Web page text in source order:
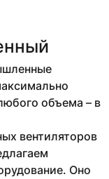
объема – в
вентиляторов
Оно